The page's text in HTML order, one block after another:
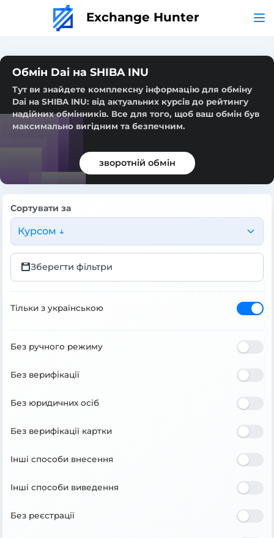
Exchange Hunter
Обмін Dai на SHIBA INU
Тут ви знайдете комплексну інформацію для обміну
Dai на SHIBA INU: від актуальних курсів до рейтингу
надійних обмінників. Все для того, щоб ваш обмін був
максимально вигідним та безпечним.
зворотній обмін
Сортувати за
Курсом ↓
Зберегти фільтри
Тільки з українською
Без ручного режиму
Без верифікації
Без юридичних осіб
Без верифікації картки
Інші способи внесення
Інші способи виведення
Без реєстрації